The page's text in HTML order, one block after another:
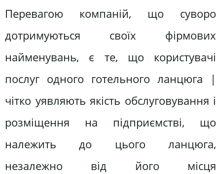
Перевагою компаній, що суворо
дотримуються своїх фірмових
найменувань, є те, що користувачі
послуг одного готельного ланцюга |
чітко уявляють якість обслуговування і
розміщення на підприємстві, що
належить до цього ланцюга,
незалежно від його місця